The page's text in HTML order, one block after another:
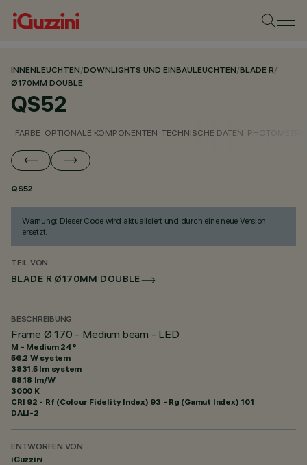
INNENLEUCHTEN/DOWNLIGHTS UND EINBAULEUCHTEN/BLADE R/
Ø170MM DOUBLE
QS52
FARBE OPTIONALE KOMPONENTEN TECHNISCHE DATEN
QS52
Warnung: Dieser Code wird aktualisiert und durch eine neue Version
ersetzt.
TEIL VON
BLADE R Ø170MM DOUBLE
BESCHREIBUNG
Frame Ø 170 - Medium beam - LED
M - Medium 24°
56.2 W system
3831.5 lm system
68.18 lm/W
3000 K
CRI 92 - Rf (Colour Fidelity Index) 93 - Rg (Gamut Index) 101
DALI-2
ENTWORFEN VON
iGuzzini